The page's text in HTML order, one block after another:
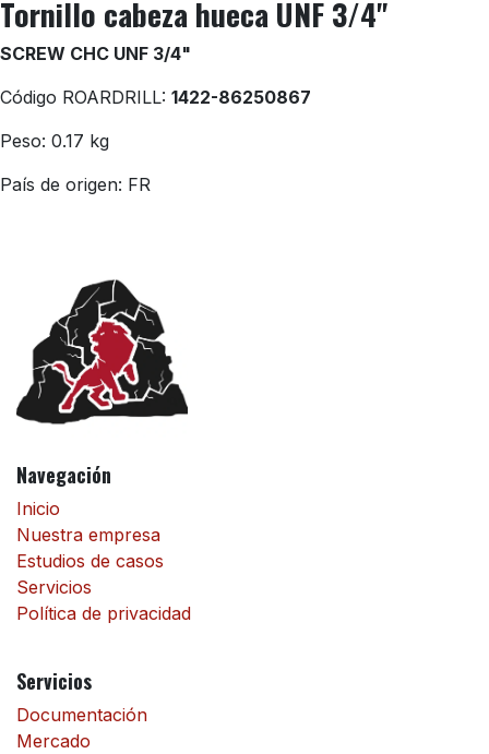
Tornillo cabeza hueca UNF 3/4"
SCREW CHC UNF 3/4"
Código ROARDRILL: 1422-86250867
Peso: 0.17 kg
País de origen: FR
Navegación
Inicio
Nuestra empresa
Estudios de casos
Servicios
Política de privacidad
Servicios
Documentación
Mercado